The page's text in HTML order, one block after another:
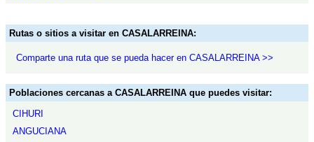
Rutas o sitios a visitar en CASALARREINA:
Comparte una ruta que se pueda hacer en CASALARREINA >>
Poblaciones cercanas a CASALARREINA que puedes visitar:
CIHURI
ANGUCIANA